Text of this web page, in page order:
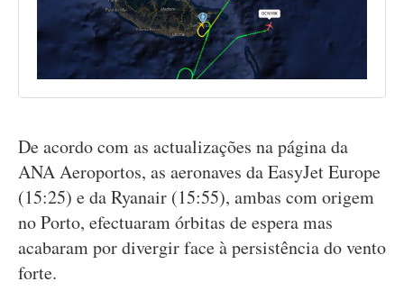
De acordo com as actualizações na página da
ANA Aeroportos, as aeronaves da EasyJet Europe
(15:25) e da Ryanair (15:55), ambas com origem
no Porto, efectuaram órbitas de espera mas
acabaram por divergir face à persistência do vento
forte.